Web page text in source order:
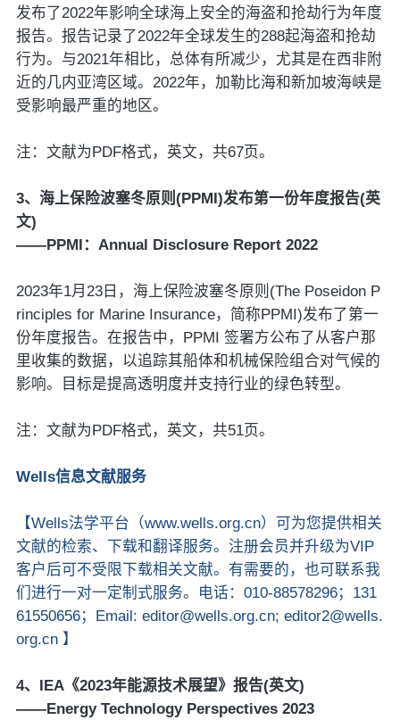
发布了2022年影响全球海上安全的海盗和抢劫行为年度
报告。报告记录了2022年全球发生的288起海盗和抢劫
行为。与2021年相比，总体有所减少，尤其是在西非附
近的几内亚湾区域。2022年，加勒比海和新加坡海峡是
受影响最严重的地区。
注：文献为PDF格式，英文，共67页。
3、海上保险波塞冬原则(PPMI)发布第一份年度报告(英
文)
——PPMI：Annual Disclosure Report 2022
2023年1月23日，海上保险波塞冬原则(The Poseidon P
rinciples for Marine Insurance，简称PPMI)发布了第一
份年度报告。在报告中，PPMI 签署方公布了从客户那
里收集的数据，以追踪其船体和机械保险组合对气候的
影响。目标是提高透明度并支持行业的绿色转型。
注：文献为PDF格式，英文，共51页。
Wells信息文献服务
【Wells法学平台（www.wells.org.cn）可为您提供相关
文献的检索、下载和翻译服务。注册会员并升级为VIP
客户后可不受限下载相关文献。有需要的，也可联系我
们进行一对一定制式服务。电话：010-88578296；131
61550656；Email: editor@wells.org.cn; editor2@wells.
org.cn 】
4、IEA《2023年能源技术展望》报告(英文)
——Energy Technology Perspectives 2023